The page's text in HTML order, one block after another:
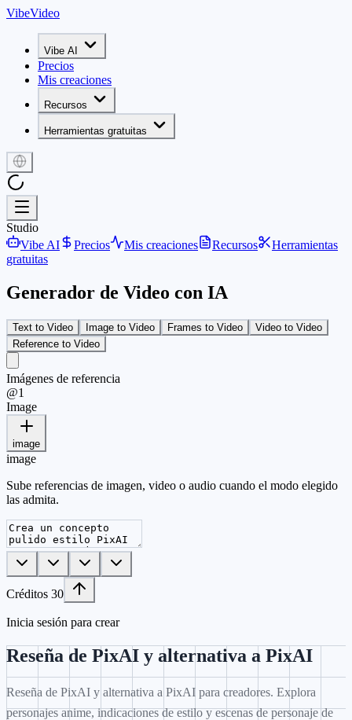
VibeVideo
Vibe AI
Precios
Mis creaciones
Recursos
Herramientas gratuitas
Studio
Vibe AI
Precios Mis creaciones Recursos
Herramientas
gratuitas
Generador de Video con IA
Text to Video Image to Video Frames to Video
Video to Video
Reference to Video
Imágenes de referencia
@1
Image
image
image
Sube referencias de imagen, video o audio cuando el modo elegido
las admita.
Créditos 30
Inicia sesión para crear
Reseña de PixAI y alternativa a PixAI
Reseña de PixAI y alternativa a PixAI para creadores. Explora
personajes anime, indicaciones de estilo y escenas de personaje de